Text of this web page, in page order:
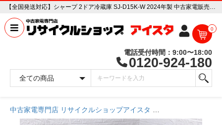
【全国発送対応】シャープ 2ドア冷蔵庫 SJ-D15K-W 2024年製 中古家電販売専門店 リサイクルショップ アイスタ
0
電話受付時間：9:00〜18:00
0120-924-180
中古家電専門店 リサイクルショップアイスタ